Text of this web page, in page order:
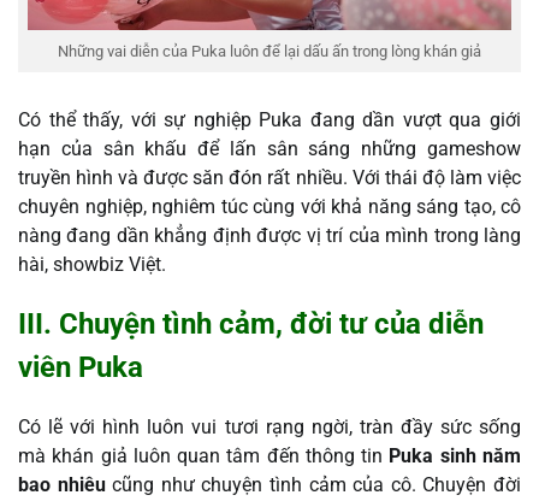
Những vai diễn của Puka luôn để lại dấu ấn trong lòng khán giả
Có thể thấy, với sự nghiệp Puka đang dần vượt qua giới
hạn của sân khấu để lấn sân sáng những gameshow
truyền hình và được săn đón rất nhiều. Với thái độ làm việc
chuyên nghiệp, nghiêm túc cùng với khả năng sáng tạo, cô
nàng đang dần khẳng định được vị trí của mình trong làng
hài, showbiz Việt.
III. Chuyện tình cảm, đời tư của diễn
viên Puka
Có lẽ với hình luôn vui tươi rạng ngời, tràn đầy sức sống
mà khán giả luôn quan tâm đến thông tin Puka sinh năm
bao nhiêucũng như chuyện tình cảm của cô. Chuyện đời